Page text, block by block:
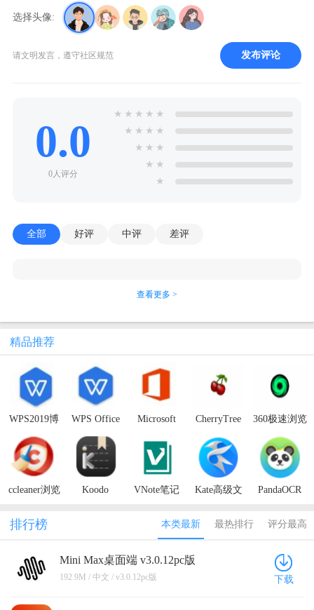
选择头像:
请文明发言，遵守社区规范 发布评论
0.0
0人评分
★ ★ ★ ★ ★
★ ★ ★ ★
★ ★ ★
★ ★
★
全部 好评 中评 差评
查看更多 >
精品推荐
WPS2019博
WPS Office
简版
Microsoft
增强版2021
CherryTree
软件官方版
360极速浏览
ccleaner浏览
Koodo
VNote笔记
Kate高级文
色版
PandaOCR
别翻译朗读
软件）
排行榜 本类最新 最热排行 评分最高
Mini Max桌面端 v3.0.12pc版
192.9M / 中文 / v3.0.12pc版 下载